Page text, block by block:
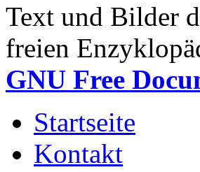
Text und Bilder
freien
GNU Free
Startseite
Kontakt